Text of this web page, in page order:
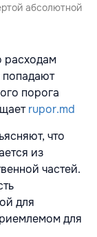
абсолютной
расходам
попадают
порога
rupor.md
что
из
частей.
для
для